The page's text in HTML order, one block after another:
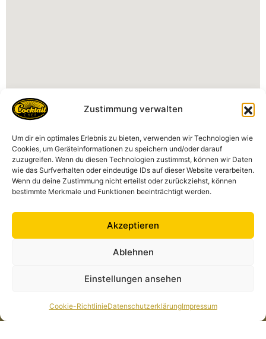
Zustimmung verwalten
Um dir ein optimales Erlebnis zu bieten, verwenden wir Technologien wie
Cookies, um Geräteinformationen zu speichern und/oder darauf
zuzugreifen. Wenn du diesen Technologien zustimmst, können wir Daten
wie das Surfverhalten oder eindeutige IDs auf dieser Website verarbeiten.
Wenn du deine Zustimmung nicht erteilst oder zurückziehst, können
bestimmte Merkmale und Funktionen beeinträchtigt werden.
Akzeptieren
Ablehnen
Einstellungen ansehen
Cookie-RichtlinieDatenschutzerklärungImpressum
Kontakt
Cocktailchef GmbH
Am Markt 11, 35287 Amöneburg Deutschland
anfrage@cocktailchef-anlage.de
Rechtliches
Impressum
Cookie-Richtlinie (EU)
Cocktailchef in Deiner